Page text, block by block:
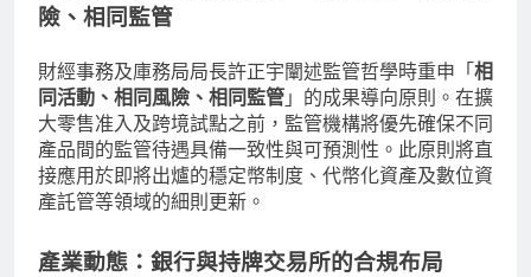
險、相同監管
財經事務及庫務局局長許正宇闡述監管哲學時重申「 相
同活動、相同風險、相同監管 」的成果導向原則。在擴
大零售准入及跨境試點之前，監管機構將優先確保不同
產品間的監管待遇具備一致性與可預測性。此原則將直
接應用於即將出爐的穩定幣制度、代幣化資產及數位資
產託管等領域的細則更新。
產業動態：銀行與持牌交易所的合規布局